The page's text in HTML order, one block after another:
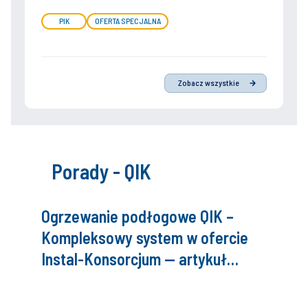
PIK OFERTA SPECJALNA
Zobacz wszystkie
Porady - QIK
Ogrzewanie podłogowe QIK –
Kompleksowy system w ofercie
Instal-Konsorcjum — artykuł